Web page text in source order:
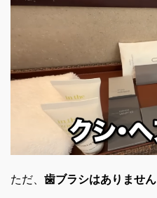
ただ、 歯ブラシはありません